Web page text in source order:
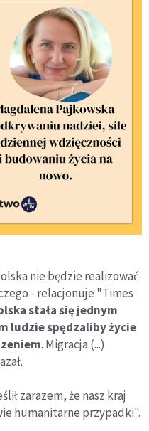
nie będzie realizować
- relacjonuje "Times
stała się jednym
ludzie spędzaliby życie
. Migracja (...)
zarazem, że nasz kraj
humanitarne przypadki".